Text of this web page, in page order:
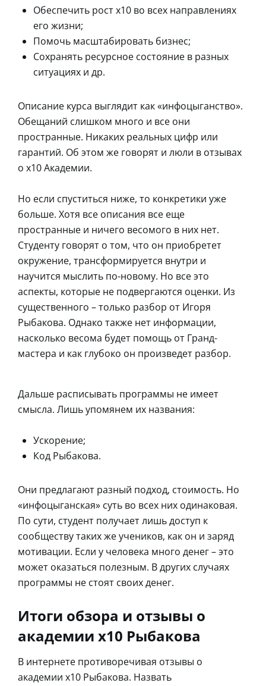
Обеспечить рост х10 во всех направлениях
его жизни;
Помочь масштабировать бизнес;
Сохранять ресурсное состояние в разных
ситуациях и др.
Описание курса выглядит как «инфоцыганство».
Обещаний слишком много и все они
пространные. Никаких реальных цифр или
гарантий. Об этом же говорят и люли в отзывах
о х10 Академии.
Но если спуститься ниже, то конкретики уже
больше. Хотя все описания все еще
пространные и ничего весомого в них нет.
Студенту говорят о том, что он приобретет
окружение, трансформируется внутри и
научится мыслить по-новому. Но все это
аспекты, которые не подвергаются оценки. Из
существенного – только разбор от Игоря
Рыбакова. Однако также нет информации,
насколько весома будет помощь от Гранд-
мастера и как глубоко он произведет разбор.
Дальше расписывать программы не имеет
смысла. Лишь упомянем их названия:
Ускорение;
Код Рыбакова.
Они предлагают разный подход, стоимость. Но
«инфоцыганская» суть во всех них одинаковая.
По сути, студент получает лишь доступ к
сообществу таких же учеников, как он и заряд
мотивации. Если у человека много денег – это
может оказаться полезным. В других случаях
программы не стоят своих денег.
Итоги обзора и отзывы о
академии х10 Рыбакова
В интернете противоречивая отзывы о
академии х10 Рыбакова. Назвать